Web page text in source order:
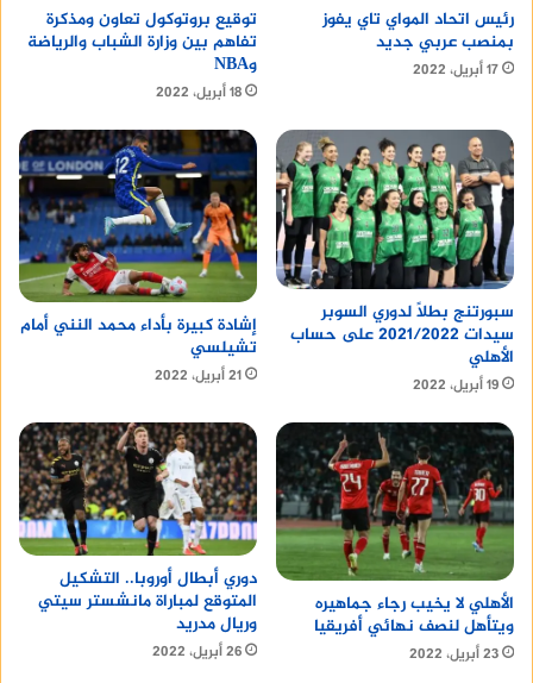
رئيس اتحاد المواي تاي يفوز
بمنصب عربي جديد
17 أبريل، 2022
توقيع بروتوكول تعاون ومذكرة
تفاهم بين وزارة الشباب والرياضة
وNBA
18 أبريل، 2022
سبورتنج بطلًا لدوري السوبر
سيدات 2021/2022 على حساب
الأهلي
19 أبريل، 2022
إشادة كبيرة بأداء محمد النني أمام
تشيلسي
21 أبريل، 2022
الأهلي لا يخيب رجاء جماهيره
ويتأهل لنصف نهائي أفريقيا
23 أبريل، 2022
دوري أبطال أوروبا.. التشكيل
المتوقع لمباراة مانشستر سيتي
وريال مدريد
26 أبريل، 2022